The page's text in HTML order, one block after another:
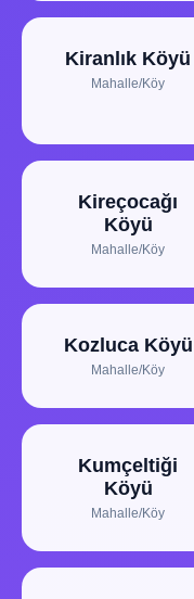
Kiranlık Köyü
Mahalle/Köy
Kireçocağı
Köyü
Mahalle/Köy
Kozluca Köyü
Mahalle/Köy
Kumçeltiği
Köyü
Mahalle/Köy